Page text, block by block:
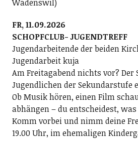
Wädenswil)
FR, 11.09.2026
SCHOPFCLUB- JUGENDTREFF
Jugendarbeitende der beiden
Jugendarbeit kuja
Am Freitagabend nichts vor? Der
Jugendlichen der Sekundarstufe
Ob Musik hören, einen Film
abhängen – du entscheidest,
Komm vorbei und nimm deine
19.00 Uhr, im ehemaligen